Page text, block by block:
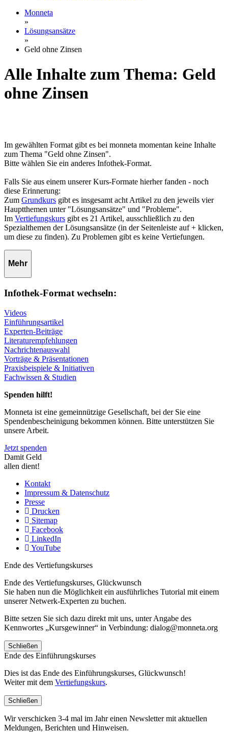
Monneta
»
Lösungsansätze
»
Geld ohne Zinsen
Alle Inhalte zum Thema: Geld
ohne Zinsen
Im gewählten Format gibt es bei monneta momentan keine Inhalte
zum Thema "Geld ohne Zinsen".
Bitte wählen Sie ein anderes Infothek-Format.
Falls Sie aus einem unserer Kurs-Formate hierher fanden - noch
diese Erinnerung:
Zum Grundkurs gibt es insgesamt acht Artikel zu den jeweils vier
Hauptthemen unter "Lösungsansätze" und "Probleme".
Im Vertiefungskurs gibt es 21 Artikel, ausschließlich zu den
Spezialthemen der Lösungsansätze (in der Seitenleiste auf + klicken,
um diese zu finden). Zu Problemen gibt es keine Vertiefungen.
Mehr
Infothek-Format wechseln:
Videos
Einführungsartikel
Experten-Beiträge
Literaturempfehlungen
Nachrichtenauswahl
Vorträge & Präsentationen
Praxisbeispiele & Initiativen
Fachwissen & Studien
Spenden hilft!
Monneta ist eine gemeinnützige Gesellschaft, bei der Sie eine
Spendenbescheinigung bekommen können. Bitte unterstützen Sie
unsere Arbeit.
Jetzt spenden
Damit Geld
allen dient!
Kontakt
Impressum & Datenschutz
Presse
Drucken
Sitemap
Facebook
LinkedIn
YouTube
Ende des Vertiefungskurses
Ende des Vertiefungskurses, Glückwunsch
Sie haben nun die Möglichkeit ein ausführliches Tutorial mit einem
unserer Netwerk-Experten zu buchen.
Bitte setzen Sie sich dazu direkt mit uns, unter Angabe des
Kennwortes „Kursgewinner“ in Verbindung: dialog@monneta.org
Schließen
Ende des Einführungskurses
Dies ist das Ende des Einführungskurses, Glückwunsch!
Weiter mit dem Vertiefungskurs.
Schließen
Wir verschicken 3-4 mal im Jahr einen Newsletter mit aktuellen
Meldungen, Berichten und Hinweisen.